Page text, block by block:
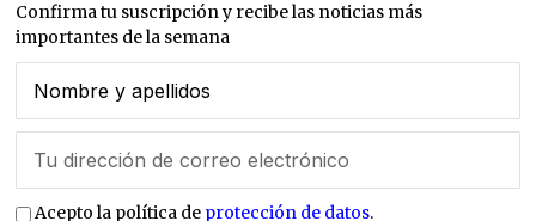
Confirma tu suscripción y recibe las noticias más
importantes de la semana
Acepto la política de protección de datos.